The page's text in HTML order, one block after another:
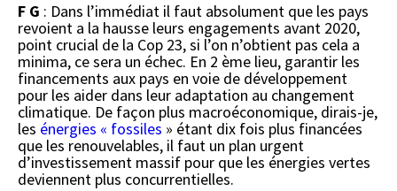
F G : Dans l’immédiat il faut absolument que les pays
revoient a la hausse leurs engagements avant 2020,
point crucial de la Cop 23, si l’on n’obtient pas cela a
minima, ce sera un échec. En 2 ème lieu, garantir les
financements aux pays en voie de développement
pour les aider dans leur adaptation au changement
climatique. De façon plus macroéconomique, dirais-je,
les énergies « fossiles » étant dix fois plus financées
que les renouvelables, il faut un plan urgent
d’investissement massif pour que les énergies vertes
deviennent plus concurrentielles.